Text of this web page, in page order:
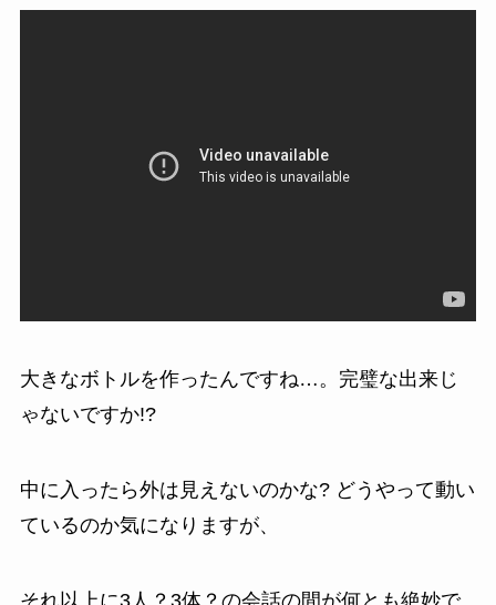
大きなボトルを作ったんですね…。完璧な出来じ
ゃないですか!?
中に入ったら外は見えないのかな? どうやって動い
ているのか気になりますが、
それ以上に3人？3体？の会話の間が何とも絶妙で